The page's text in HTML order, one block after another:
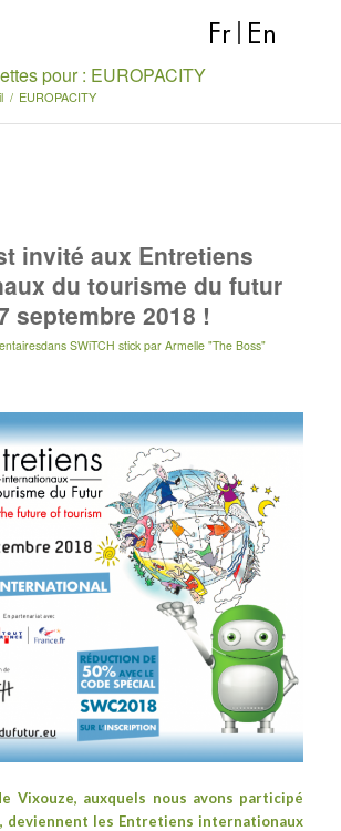
Fr En
pour : EUROPACITY
/ EUROPACITY
invité aux Entretiens
du tourisme du futur
septembre 2018 !
dans SWiTCH stick par Armelle "The Boss"
Vixouze, auxquels nous avons participé
, deviennent les Entretiens internationaux